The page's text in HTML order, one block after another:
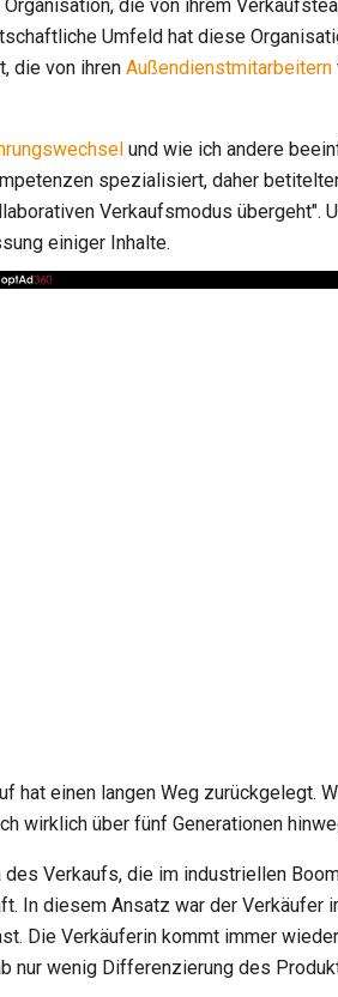
die von ihrem
Umfeld hat diese
die von ihren Außendienstmitarbeitern
und wie ich andere
spezialisiert, daher
Verkaufsmodus übergeht".
einiger Inhalte.
hat einen langen Weg
wirklich über fünf Generationen
des Verkaufs, die im industriellen
In diesem Ansatz war der Verkäufer
Die Verkäuferin kommt immer
nur wenig Differenzierung des